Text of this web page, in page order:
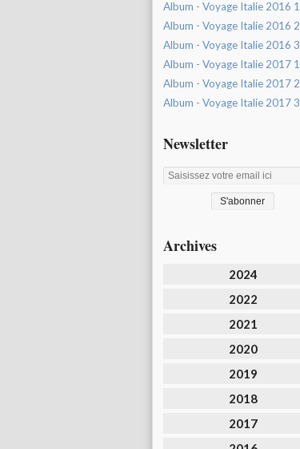
Album - Voyage Italie 2016 1
Album - Voyage Italie 2016 2
Album - Voyage Italie 2016 3
Album - Voyage Italie 2017 1
Album - Voyage Italie 2017 2
Album - Voyage Italie 2017 3
Newsletter
Archives
2024
2022
2021
2020
2019
2018
2017